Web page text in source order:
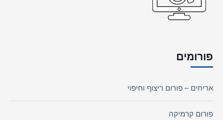
פורומים
אריחים – פורום ריצוף וחיפוי
פורום קרמיקה